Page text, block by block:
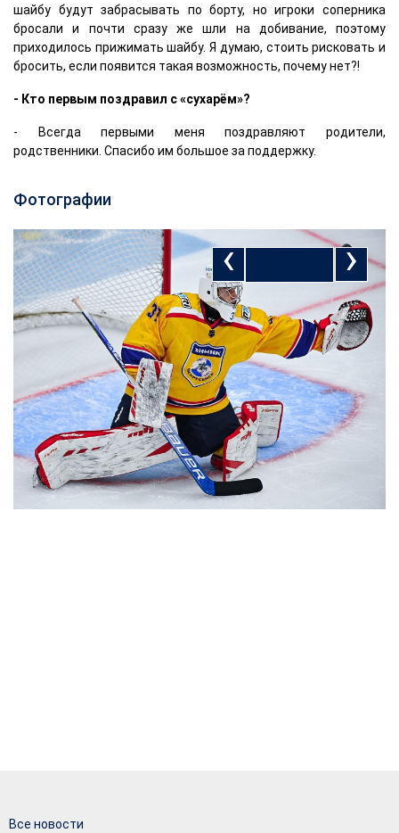
шайбу будут забрасывать по борту, но игроки соперника
бросали и почти сразу же шли на добивание, поэтому
приходилось прижимать шайбу. Я думаю, стоить рисковать и
бросить, если появится такая возможность, почему нет?!
- Кто первым поздравил с «сухарём»?
- Всегда первыми меня поздравляют родители,
родственники. Спасибо им большое за поддержку.
Фотографии
‹ ›
Все новости